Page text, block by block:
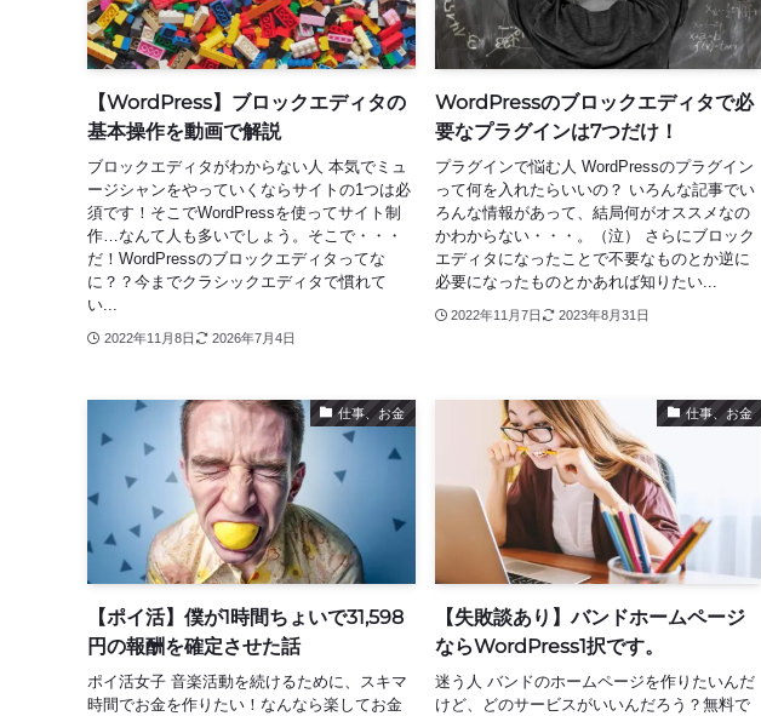
【WordPress】ブロックエディタの
基本操作を動画で解説
ブロックエディタがわからない人 本気でミュ
ージシャンをやっていくならサイトの1つは必
須です！そこでWordPressを使ってサイト制
作…なんて人も多いでしょう。そこで・・・
だ！WordPressのブロックエディタってな
に？？今までクラシックエディタで慣れて
い...
2022年11月8日 2026年7月4日
WordPressのブロックエディタで必
要なプラグインは7つだけ！
プラグインで悩む人 WordPressのプラグイン
って何を入れたらいいの？ いろんな記事でい
ろんな情報があって、結局何がオススメなの
かわからない・・・。（泣） さらにブロック
エディタになったことで不要なものとか逆に
必要になったものとかあれば知りたい...
2022年11月7日 2023年8月31日
仕事、お金
【ポイ活】僕が1時間ちょいで31,598
円の報酬を確定させた話
ポイ活女子 音楽活動を続けるために、スキマ
時間でお金を作りたい！なんなら楽してお金
仕事、お金
【失敗談あり】バンドホームページ
ならWordPress1択です。
迷う人 バンドのホームページを作りたいんだ
けど、どのサービスがいいんだろう？無料で